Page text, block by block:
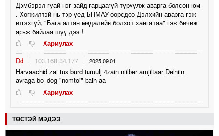
Дэмбэрэл гуай нэг зайд гарцаагүй түрүүлж аварга болсон юм
. Хөгжилтэй нь тэр үед БНМАУ өөрсдөө Дэлхийн аварга гэж
итгэхгүй, "Бага алтан медалийн болзол хангалаа" гэж бичиж
ярьж байлаа шүү дээ !
Хариулах
Dd
103.168.34.177 2025.09.01
Harvaachid zai tus burd turuulj 4zain niilber amjiltaar Delhiin
avraga bol dog "nomtoi" baih aa
Хариулах
ТӨСТЭЙ МЭДЭЭ